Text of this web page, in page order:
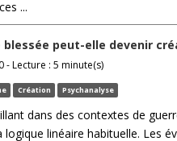
...
blessée peut-elle devenir
- Lecture : 5 minute(s)
Création Psychanalyse
dans des contextes de
logique linéaire habituelle. Les